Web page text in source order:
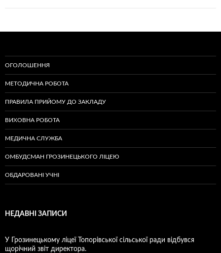
ОГОЛОШЕННЯ
МЕТОДИЧНА РОБОТА
ПРАВИЛА ПРИЙОМУ ДО ЗАКЛАДУ
ВИХОВНА РОБОТА
МЕДИЧНА СЛУЖБА
ОМБУДСМАН ГРОЗИНЕЦЬКОГО ЛІЦЕЮ
ОБДАРОВАНІ УЧНІ
НЕДАВНІ ЗАПИСИ
У Грозинецькому ліцеї Топорівської сільської ради відбувся
щорічний звіт директора.